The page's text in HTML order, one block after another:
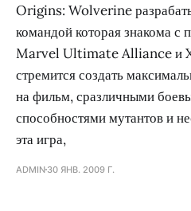
Origins: Wolverine
командой которая знакома
Marvel Ultimate Alliance и
стремится создать
на фильм, сразличными
способностями мутантов и
эта игра,
ADMIN 30 ЯНВ. 2009 Г.